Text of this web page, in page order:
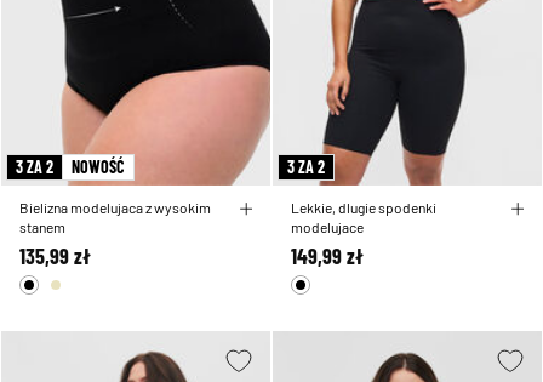
3 ZA 2 NOWOŚĆ
Bielizna modelujaca z wysokim
stanem
135,99 zł
3 ZA 2
Lekkie, dlugie spodenki
modelujace
149,99 zł